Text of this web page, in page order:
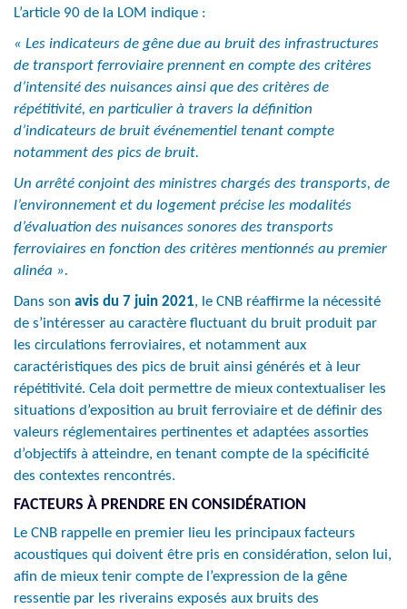
L’article 90 de la LOM indique :
« Les indicateurs de gêne due au bruit des infrastructures
de transport ferroviaire prennent en compte des critères
d’intensité des nuisances ainsi que des critères de
répétitivité, en particulier à travers la définition
d’indicateurs de bruit événementiel tenant compte
notamment des pics de bruit.
Un arrêté conjoint des ministres chargés des transports, de
l’environnement et du logement précise les modalités
d’évaluation des nuisances sonores des transports
ferroviaires en fonction des critères mentionnés au premier
alinéa ».
Dans son avis du 7 juin 2021, le CNB réaffirme la nécessité
de s’intéresser au caractère fluctuant du bruit produit par
les circulations ferroviaires, et notamment aux
caractéristiques des pics de bruit ainsi générés et à leur
répétitivité. Cela doit permettre de mieux contextualiser les
situations d’exposition au bruit ferroviaire et de définir des
valeurs réglementaires pertinentes et adaptées assorties
d’objectifs à atteindre, en tenant compte de la spécificité
des contextes rencontrés.
FACTEURS À PRENDRE EN CONSIDÉRATION
Le CNB rappelle en premier lieu les principaux facteurs
acoustiques qui doivent être pris en considération, selon lui,
afin de mieux tenir compte de l’expression de la gêne
ressentie par les riverains exposés aux bruits des